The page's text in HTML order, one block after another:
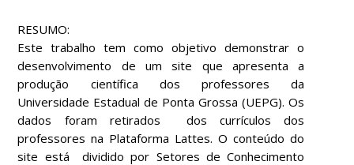
RESUMO:
Este trabalho tem como objetivo demonstrar o
desenvolvimento de um site que apresenta a
produção científica dos professores da
Universidade Estadual de Ponta Grossa (UEPG). Os
dados foram retirados dos currículos dos
professores na Plataforma Lattes. O conteúdo do
site está dividido por Setores de Conhecimento